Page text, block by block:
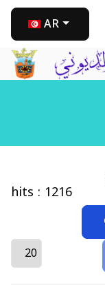
AR
hits : 1216